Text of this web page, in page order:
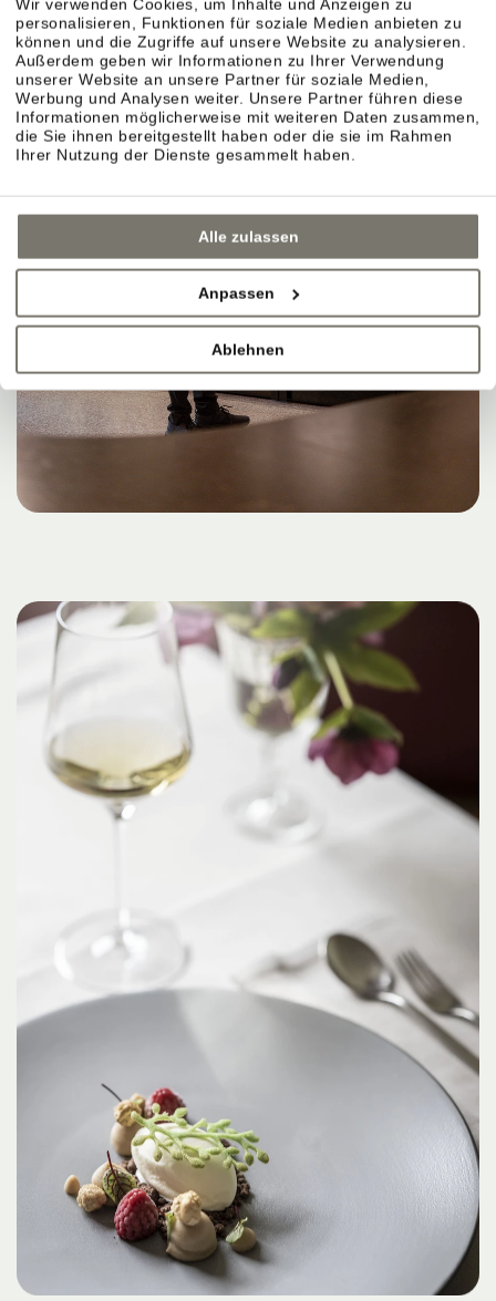
Wir verwenden Cookies, um Inhalte und Anzeigen zu
personalisieren, Funktionen für soziale Medien anbieten zu
können und die Zugriffe auf unsere Website zu analysieren.
Außerdem geben wir Informationen zu Ihrer Verwendung
unserer Website an unsere Partner für soziale Medien,
Werbung und Analysen weiter. Unsere Partner führen diese
Informationen möglicherweise mit weiteren Daten zusammen,
die Sie ihnen bereitgestellt haben oder die sie im Rahmen
Ihrer Nutzung der Dienste gesammelt haben.
Alle zulassen
Anpassen
Ablehnen